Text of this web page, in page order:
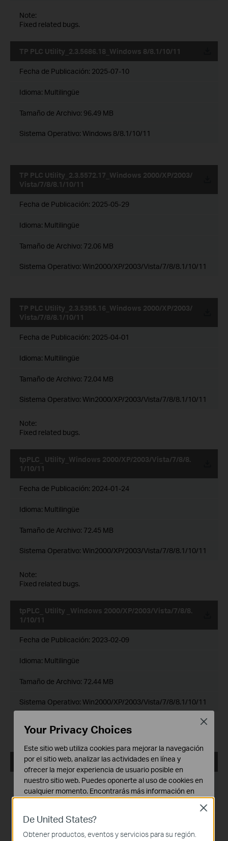
Note:
Fixed related bugs.
TP PLC Utility_2.3.5686.18_Windows 8/8.1/10/11
Fecha de Publicación: 2025-07-10
Idioma: Multilingüe
Tamaño de Archivo: 96.49 MB
Sistema Operativo: Windows 8/8.1/10/11
TP PLC Utility_2.3.5572.17_Windows 2000/XP/2003/
Vista/7/8/8.1/10/11
Fecha de Publicación: 2025-05-29
Idioma: Multilingüe
Tamaño de Archivo: 72.06 MB
Sistema Operativo: Win2000/XP/2003/Vista/7/8/8.1/10/11
TP PLC Utility_2.3.5355.16_Windows 2000/XP/2003/
Vista/7/8/8.1/10/11
Fecha de Publicación: 2025-04-01
Idioma: Multilingüe
Tamaño de Archivo: 72.04 MB
Sistema Operativo: Win2000/XP/2003/Vista/7/8/8.1/10/11
Note:
Fixed related bugs.
tpPLC_ Utility_Windows 2000/XP/2003/Vista/7/8/8.
1/10/11
Fecha de Publicación: 2024-01-24
Idioma: Multilingüe
Tamaño de Archivo: 72.45 MB
Sistema Operativo: Win2000/XP/2003/Vista/7/8/8.1/10/11
Note:
Fixed related bugs.
tpPLC_ Utility _Windows 2000/XP/2003/Vista/7/8/8.
1/10/11
Fecha de Publicación: 2023-02-09
Idioma: Multilingüe
Tamaño de Archivo: 72.44 MB
Sistema Operativo: Win2000/XP/2003/Vista/7/8/8.1/10/11
Note:
Fixed related bugs
tpPLC_Utility_Mac 12.5
Fecha de Publicación:2022-09-14
Tamaño de Archivo:3.95 MB
De United States?
Obtener productos, eventos y servicios para su región.
Close
Your Privacy Choices
Este sitio web utiliza cookies para mejorar la navegación
por el sitio web, analizar las actividades en línea y
ofrecer la mejor experiencia de usuario posible en
nuestro sitio web. Puedes oponerte al uso de cookies en
cualquier momento. Encontrarás más información en
Cookies Básicas
Estas cookies son necesarias para el funcionamiento
Close